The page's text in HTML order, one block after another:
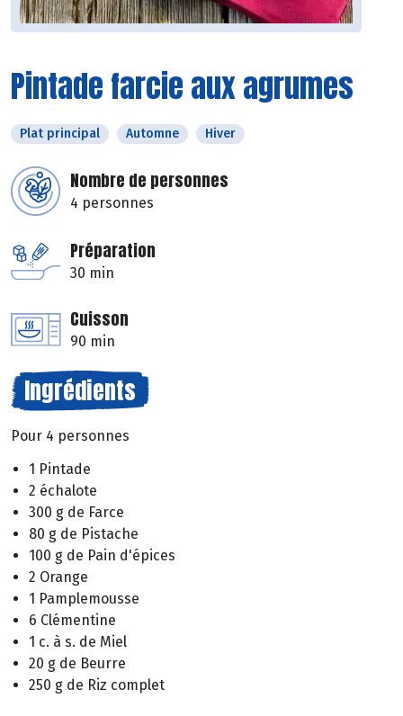
Pintade farcie aux agrumes
Plat principal Automne Hiver
Nombre de personnes
4 personnes
Préparation
30 min
Cuisson
90 min
Ingrédients
Pour 4 personnes
1 Pintade
2 échalote
300 g de Farce
80 g de Pistache
100 g de Pain d'épices
2 Orange
1 Pamplemousse
6 Clémentine
1 c. à s. de Miel
20 g de Beurre
250 g de Riz complet